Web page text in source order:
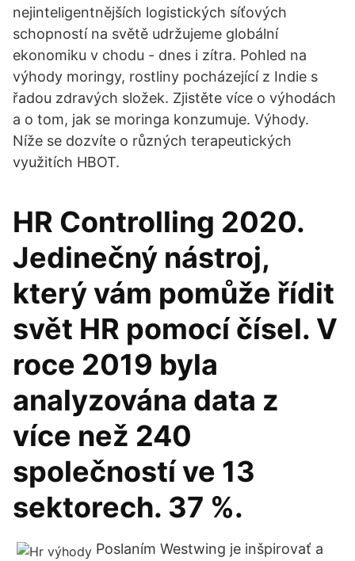
nejinteligentnějších logistických síťových
schopností na světě udržujeme globální
ekonomiku v chodu - dnes i zítra. Pohled na
výhody moringy, rostliny pocházející z Indie s
řadou zdravých složek. Zjistěte více o výhodách
a o tom, jak se moringa konzumuje. Výhody.
Níže se dozvíte o různých terapeutických
využitích HBOT.
HR Controlling 2020.
Jedinečný nástroj,
který vám pomůže řídit
svět HR pomocí čísel. V
roce 2019 byla
analyzována data z
více než 240
společností ve 13
sektorech. 37 %.
Poslaním Westwing je inšpirovať a